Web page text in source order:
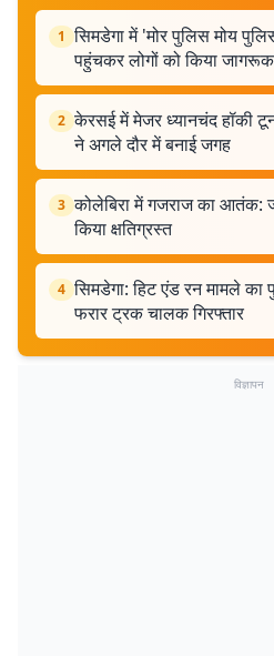
1 सिमडेगा में 'मोर पुलिस मोय
पहुंचकर लोगों को किया जागरूक
2 केरसई में मेजर ध्यानचंद हॉकी
ने अगले दौर में बनाई जगह
3 कोलेबिरा में गजराज का आतंक:
किया क्षतिग्रस्त
4 सिमडेगा: हिट एंड रन मामले का
फरार ट्रक चालक गिरफ्तार
विज्ञापन